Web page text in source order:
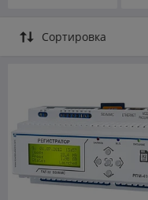
Сортировка